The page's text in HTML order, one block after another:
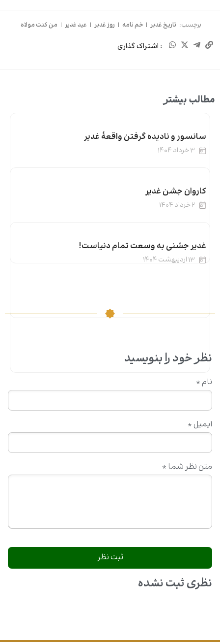
برچسب: تاریخ غدیر | خم نامه | روز غدیر | عید غدیر | من کنت مولاه
: اشتراک گذاری
مطالب بیشتر
کاروان جشن غدیر